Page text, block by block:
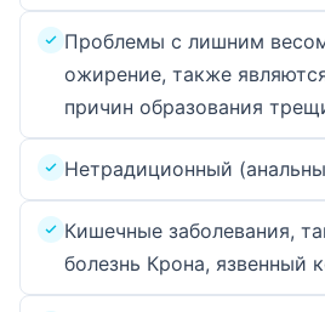
Проблемы с лишним
ожирение, также
причин образования
Нетрадиционный
Кишечные заболевания,
болезнь Крона, язвенный